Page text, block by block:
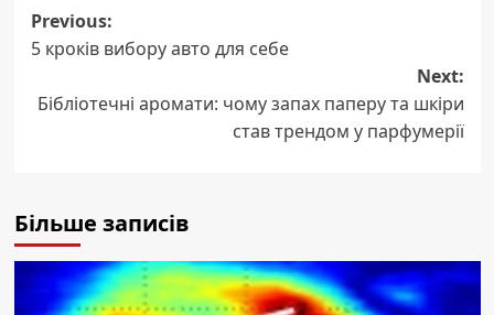
Post
navigation
Previous:
5 кроків вибору авто для себе
Next:
Бібліотечні аромати: чому запах паперу та шкіри
став трендом у парфумерії
Більше записів